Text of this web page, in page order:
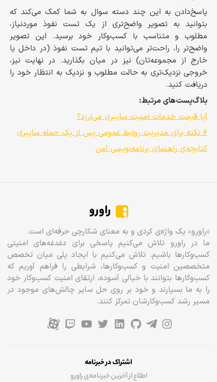
پاسخ‌دادن به این چند دسته سوال به شما کمک می‌کند که
بتوانید به تصویر واضح‌تری از یک تست نفوذ موردنیاز،
مطلوب و متناسب با کسب‌وکار خود برسید. این تصویر
واضح‌تر را، راحت‌تر می‌توانید با تیم تست نفوذ (در داخل یا
خارج از مجموعه‌تان) نیز در میان بگذارید. در نهایت نیز،
خروجی نزدیک‌تری به حالت مطلوب و نزدیک به انتظار خود را
دریافت کنید.
بلاگ‌پست‌های مرتبط:
آیا قیمت خدمات امنیت سایبری می‌ارزد؟
۶ نکته برای مدیریت روابط عمومی پس از یک حمله سایبری
کتابچه‌ی راهنمای برنامه‌نویسی امن
راورو
«راورو» یک واژه‌ی کردی و به معنای شکارچی حرفه‌ای است.
ما در راورو تلاش می‌کنیم پاسخی برای دغدغه‌های امنیتی
کسب‌وکارها باشیم. تلاش می‌کنیم با ایجاد پلی میان تخصص
متخصصین امنیت و کسب‌وکارها، شرایطی را فراهم آوریم که
کسب‌وکارها بتوانند با خیالی آسوده، ارتقای امنیت کسب‌وکار خود
را به ما بسپارند و خود بر روی حل سایر چالش‌های موجود در
مسیر رشد کسب‌وکارشان تمرکز کنند.
اشتراک در خبرنامه
اطلاع از آخرین خبرنامه‌ی راورو